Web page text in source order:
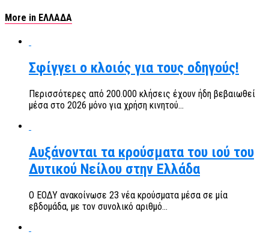
More in ΕΛΛΑΔΑ
Σφίγγει ο κλοιός για τους οδηγούς!
Περισσότερες από 200.000 κλήσεις έχουν ήδη βεβαιωθεί
μέσα στο 2026 μόνο για χρήση κινητού...
Αυξάνονται τα κρούσματα του ιού του
Δυτικού Νείλου στην Ελλάδα
Ο ΕΟΔΥ ανακοίνωσε 23 νέα κρούσματα μέσα σε μία
εβδομάδα, με τον συνολικό αριθμό...